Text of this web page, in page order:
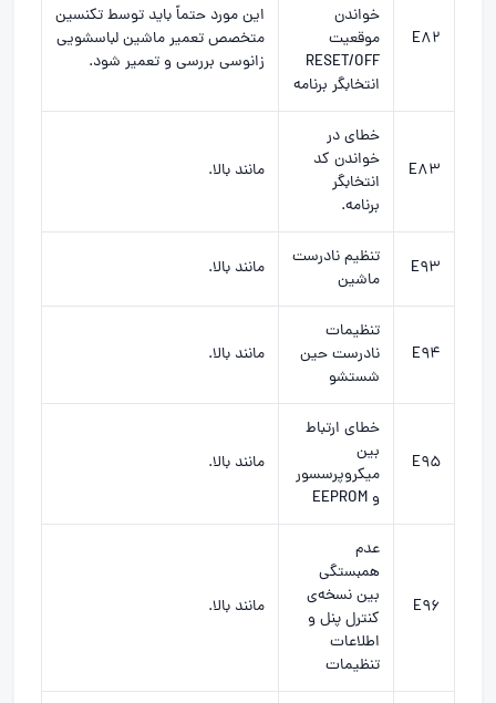
E82
خواندن
موقعیت
RESET/OFF
انتخابگر برنامه
این مورد حتماً باید توسط تکنسین
متخصص تعمیر ماشین لباسشویی
زانوسی بررسی و تعمیر شود.
E83
خطای در
خواندن کد
انتخابگر
برنامه.
مانند بالا.
E93
تنظیم نادرست
ماشین
مانند بالا.
E94
تنظیمات
نادرست حین
شستشو
مانند بالا.
E95
خطای ارتباط
بین
میکروپرسسور
و EEPROM
مانند بالا.
E96
عدم
همبستگی
بین نسخه‌ی
کنترل پنل و
اطلاعات
تنظیمات
مانند بالا.